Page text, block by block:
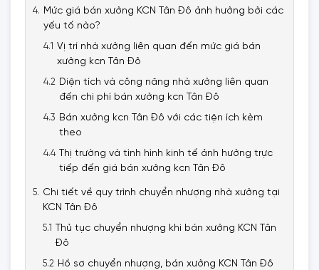
Mức giá bán xưởng KCN Tân Đô ảnh hưởng bởi các
yếu tố nào?
Vị trí nhà xưởng liên quan đến mức giá bán
xưởng kcn Tân Đô
Diện tích và công năng nhà xưởng liên quan
đến chi phí bán xưởng kcn Tân Đô
Bán xưởng kcn Tân Đô với các tiện ích kèm
theo
Thị trường và tình hình kinh tế ảnh hưởng trực
tiếp đến giá bán xưởng kcn Tân Đô
Chi tiết về quy trình chuyển nhượng nhà xưởng tại
KCN Tân Đô
Thủ tục chuyển nhượng khi bán xưởng KCN Tân
Đô
Hồ sơ chuyển nhượng, bán xưởng KCN Tân Đô